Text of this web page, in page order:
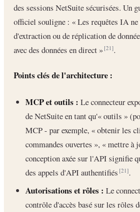
des sessions NetSuite sécurisées. Un
officiel souligne : « Les requêtes IA ne
d'extraction ou de réplication de
avec des données en direct »[21].
Points clés de l'architecture :
MCP et outils : Le connecteur
de NetSuite en tant qu'« outils »
MCP - par exemple, « obtenir les
commandes ouvertes », « mettre à
conception axée sur l'API signifie
des appels d'API authentifiés[21].
Autorisations et rôles : Le
contrôle d'accès basé sur les rôles